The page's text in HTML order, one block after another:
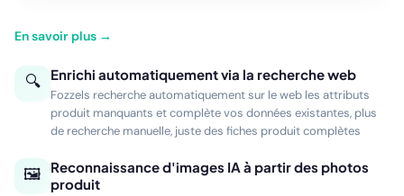
En savoir plus →
🔍 Enrichi automatiquement via la recherche web
Fozzels recherche automatiquement sur le web les attributs
produit manquants et complète vos données existantes, plus
de recherche manuelle, juste des fiches produit complètes
🖼
Reconnaissance d'images IA à partir des photos
produit